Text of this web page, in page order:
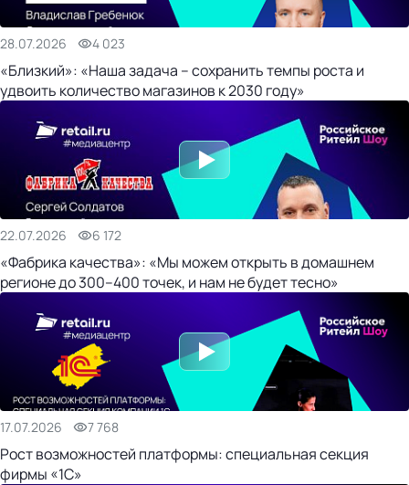
28.07.2026 4 023
«Близкий»: «Наша задача – сохранить темпы роста и
удвоить количество магазинов к 2030 году»
22.07.2026 6 172
«Фабрика качества»: «Мы можем открыть в домашнем
регионе до 300–400 точек, и нам не будет тесно»
17.07.2026 7 768
Рост возможностей платформы: специальная секция
фирмы «1С»